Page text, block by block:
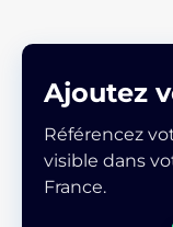
Ajoutez
Référencez
visible dans
France.